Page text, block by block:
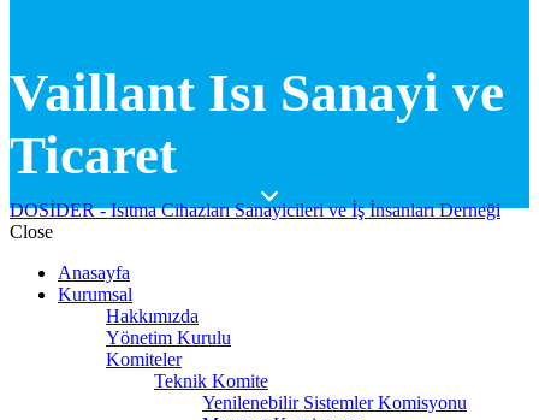
Vaillant Isı Sanayi ve
Ticaret
DOSİDER - Isıtma Cihazları Sanayicileri ve İş İnsanları Derneği
Close
Anasayfa
Kurumsal
Hakkımızda
Yönetim Kurulu
Komiteler
Teknik Komite
Yenilenebilir Sistemler Komisyonu